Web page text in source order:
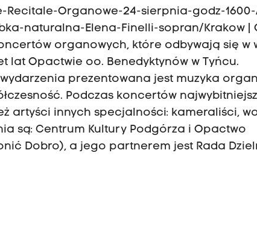
Organowe-24-sierpnia-godz-
naturalna-Elena-Finelli-sopran/Krakow |
organowych, które odbywają się w
lat Opactwie oo. Benedyktynów w Tyńcu.
prezentowana jest muzyka
Podczas koncertów
artyści innych specjalności: kameraliści,
są: Centrum Kultury Podgórza i Opactwo
Dobro), a jego partnerem jest Rada